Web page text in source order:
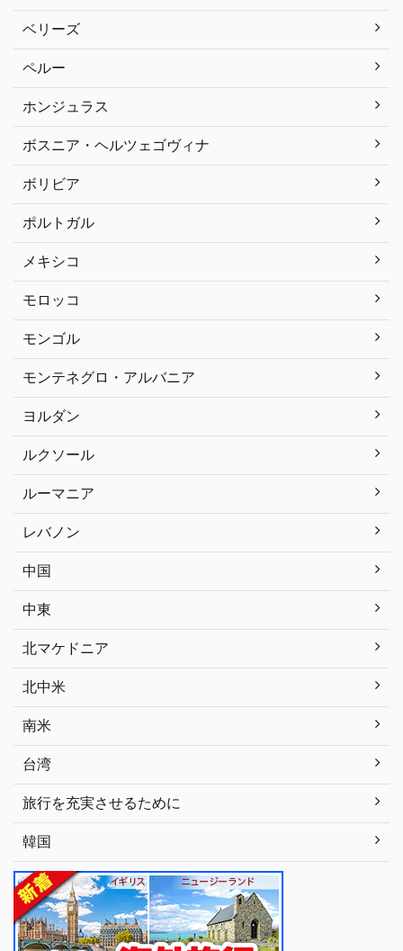
ベリーズ
ペルー
ホンジュラス
ボスニア・ヘルツェゴヴィナ
ボリビア
ポルトガル
メキシコ
モロッコ
モンゴル
モンテネグロ・アルバニア
ヨルダン
ルクソール
ルーマニア
レバノン
中国
中東
北マケドニア
北中米
南米
台湾
旅行を充実させるために
韓国